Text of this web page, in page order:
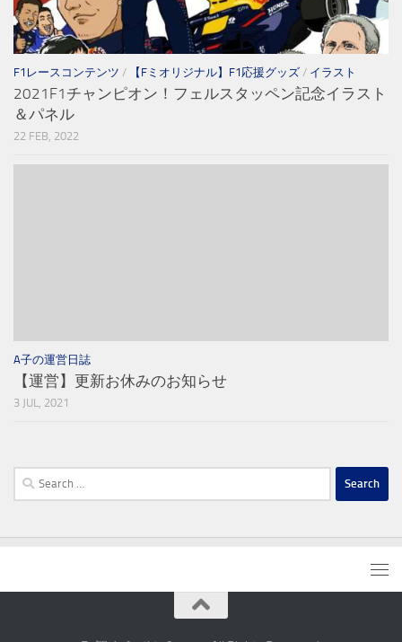
F1レースコンテンツ / 【Fミオリジナル】F1応援グッズ / イラスト
2021F1チャンピオン！フェルスタッペン記念イラスト
＆パネル
22 FEB, 2022
A子の運営日誌
【運営】更新お休みのお知らせ
3 JUL, 2021
Search
for: